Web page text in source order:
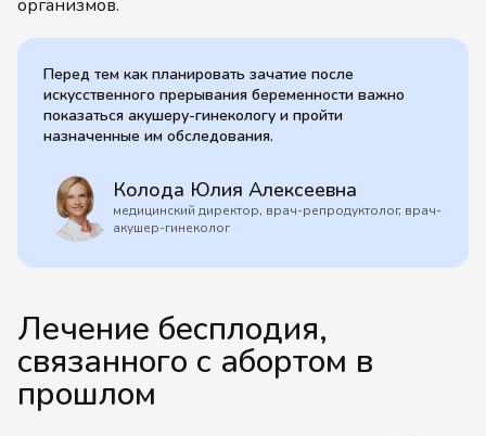
организмов.
Перед тем как планировать зачатие после
искусственного прерывания беременности важно
показаться акушеру-гинекологу и пройти
назначенные им обследования.
Колода Юлия Алексеевна
медицинский директор, врач-репродуктолог, врач-
акушер-гинеколог
Лечение бесплодия,
связанного с абортом в
прошлом